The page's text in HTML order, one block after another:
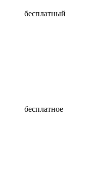
бесплатный
бесплатное